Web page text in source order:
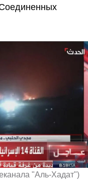
"Аль-Хадат")